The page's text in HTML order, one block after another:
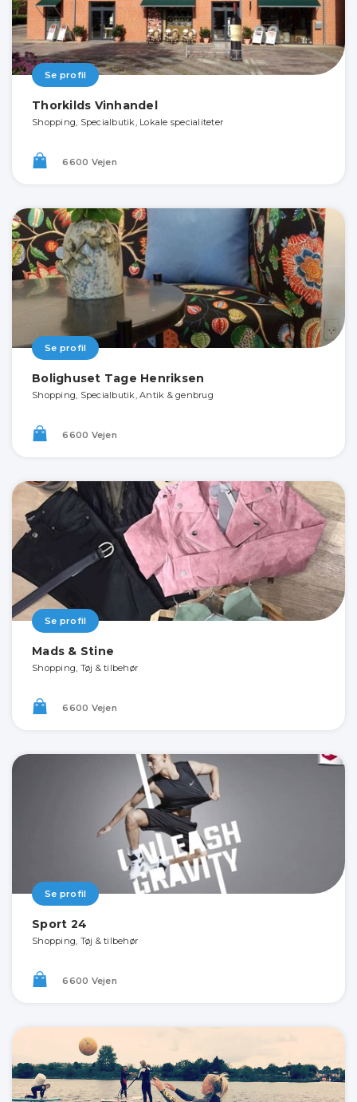
Se profil
Thorkilds Vinhandel
Shopping, Specialbutik, Lokale specialiteter
6600 Vejen
Se profil
Bolighuset Tage Henriksen
Shopping, Specialbutik, Antik & genbrug
6600 Vejen
Se profil
Mads & Stine
Shopping, Tøj & tilbehør
6600 Vejen
Se profil
Sport 24
Shopping, Tøj & tilbehør
6600 Vejen